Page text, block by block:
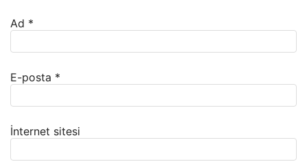
Ad *
E-posta *
İnternet sitesi